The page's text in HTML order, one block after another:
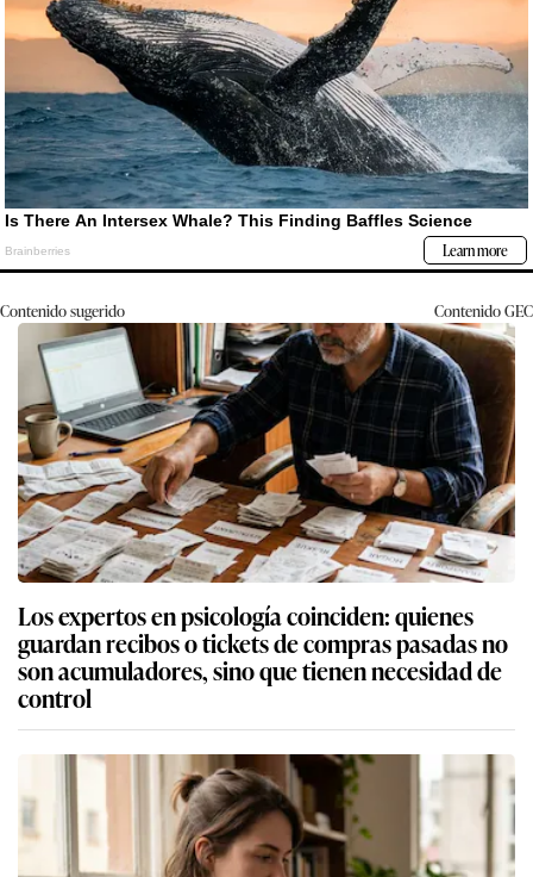
Contenido sugerido ContenidoGEC
Los expertos en psicología coinciden: quienes
guardan recibos o tickets de compras pasadas no
son acumuladores, sino que tienen necesidad de
control